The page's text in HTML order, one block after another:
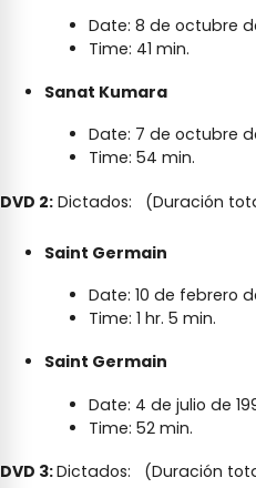
Date: 8 de octubre
Time: 41 min.
Sanat Kumara
Date: 7 de octubre
Time: 54 min.
DVD 2: Dictados: (Duración
Saint Germain
Date: 10 de febrero
Time: 1 hr. 5 min.
Saint Germain
Date: 4 de julio de
Time: 52 min.
DVD 3:Dictados: (Duración